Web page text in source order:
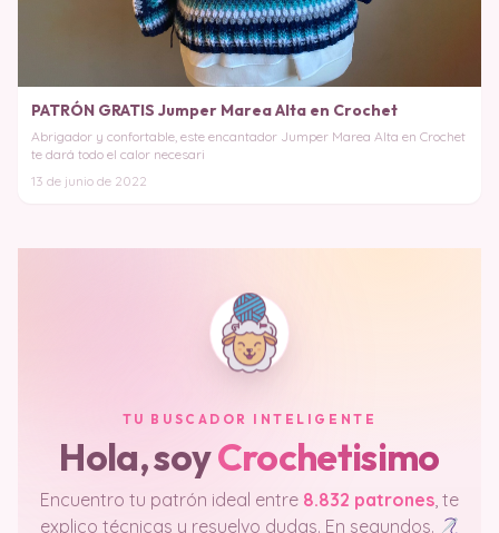
PATRÓN GRATIS Jumper Marea Alta en Crochet
Abrigador y confortable, este encantador Jumper Marea Alta en Crochet
te dará todo el calor necesari
13 de junio de 2022
TU BUSCADOR INTELIGENTE
Hola, soyCrochetisimo
Encuentro tu patrón ideal entre 8.832 patrones , te
explico técnicas y resuelvo dudas. En segundos.